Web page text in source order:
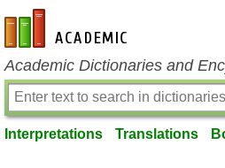
en-academic.com
Academic Dictionaries and
Interpretations Translations